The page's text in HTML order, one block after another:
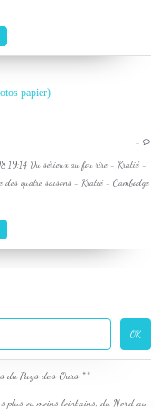
papier)
19:14 Du sérieux au fou rire - Kratié -
des quatre saisons - Kratié - Cambodge
plus ou moins lointains, du Nord au